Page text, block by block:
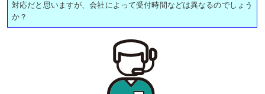
対応だと思いますが、会社によって受付時間などは異なるのでしょう
か？